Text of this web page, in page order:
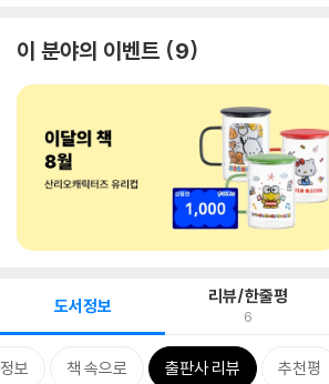
이 분야의 이벤트 9
도서정보 리뷰/한줄평
6
보 책 속으로 출판사 리뷰 추천평